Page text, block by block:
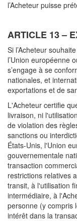
l’Acheteur puisse
ARTICLE 13 –
Si l’Acheteur
l’Union européenne
s’engage à se
nationales, et
exportations et de
L'Acheteur certifie
livraison, ni
de violation des
sanctions ou
États-Unis, l'Union
gouvernementale
transaction
restrictions relatives
transit, à l'utilisation
intermédiaire, à
personne (y compris
intérêt dans la